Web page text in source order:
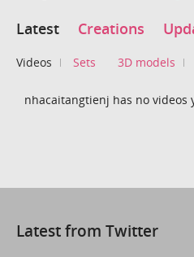
Latest Creations
Videos Sets 3D models
nhacaitangtienj has no videos
Latest from Twitter